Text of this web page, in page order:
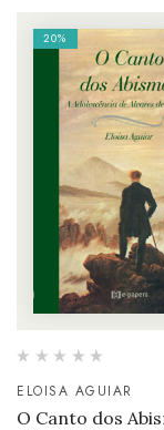
20%
ELOISA AGUIAR
O Canto dos